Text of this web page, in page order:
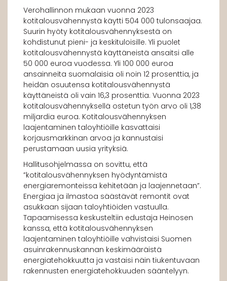
Verohallinnon mukaan vuonna 2023
kotitalousvähennystä käytti 504 000 tulonsaajaa.
Suurin hyöty kotitalousvähennyksestä on
kohdistunut pieni- ja keskituloisille. Yli puolet
kotitalousvähennystä käyttäneistä ansaitsi alle
50 000 euroa vuodessa. Yli 100 000 euroa
ansainneita suomalaisia oli noin 12 prosenttia, ja
heidän osuutensa kotitalousvähennystä
käyttäneistä oli vain 16,3 prosenttia. Vuonna 2023
kotitalousvähennyksellä ostetun työn arvo oli 1,38
miljardia euroa. Kotitalousvähennyksen
laajentaminen taloyhtiöille kasvattaisi
korjausmarkkinan arvoa ja kannustaisi
perustamaan uusia yrityksiä.
Hallitusohjelmassa on sovittu, että
”kotitalousvähennyksen hyödyntämistä
energiaremonteissa kehitetään ja laajennetaan”.
Energiaa ja ilmastoa säästävät remontit ovat
asukkaan sijaan taloyhtiöiden vastuulla.
Tapaamisessa keskusteltiin edustaja Heinosen
kanssa, että kotitalousvähennyksen
laajentaminen taloyhtiöille vahvistaisi Suomen
asuinrakennuskannan keskimääräistä
energiatehokkuutta ja vastaisi näin tiukentuvaan
rakennusten energiatehokkuuden sääntelyyn.